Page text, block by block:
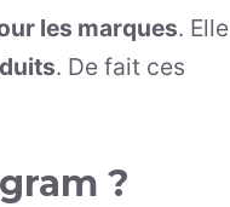
les marques. Elle
. De fait ces
?